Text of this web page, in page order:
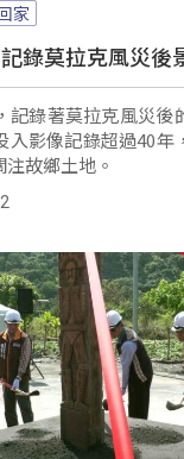
家
錄莫拉克風災後
記錄著莫拉克風災後
入影像記錄超過40年
故鄉土地。